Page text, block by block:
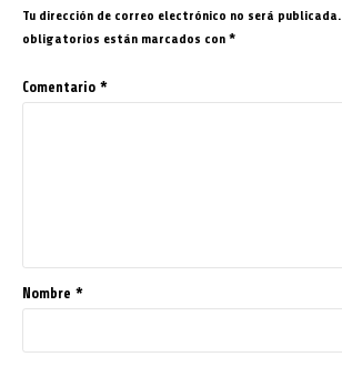
Tu dirección de correo electrónico no será publicada.
obligatorios están marcados con *
Comentario *
Nombre *